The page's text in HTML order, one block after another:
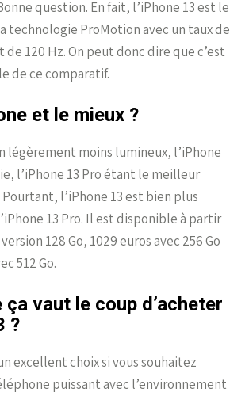
question. En fait, l’iPhone 13 est le
technologie ProMotion avec un taux de
120 Hz. On peut donc dire que c’est
de ce comparatif.
et le mieux ?
légèrement moins lumineux, l’iPhone
l’iPhone 13 Pro étant le meilleur
l’iPhone 13 est bien plus
13 Pro. Il est disponible à partir
128 Go, 1029 euros avec 256 Go
512 Go.
ça vaut le coup d’acheter
?
excellent choix si vous souhaitez
puissant avec l’environnement